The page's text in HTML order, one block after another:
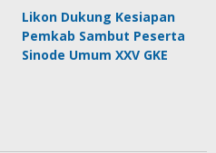
Likon Dukung Kesiapan
Pemkab Sambut Peserta
Sinode Umum XXV GKE